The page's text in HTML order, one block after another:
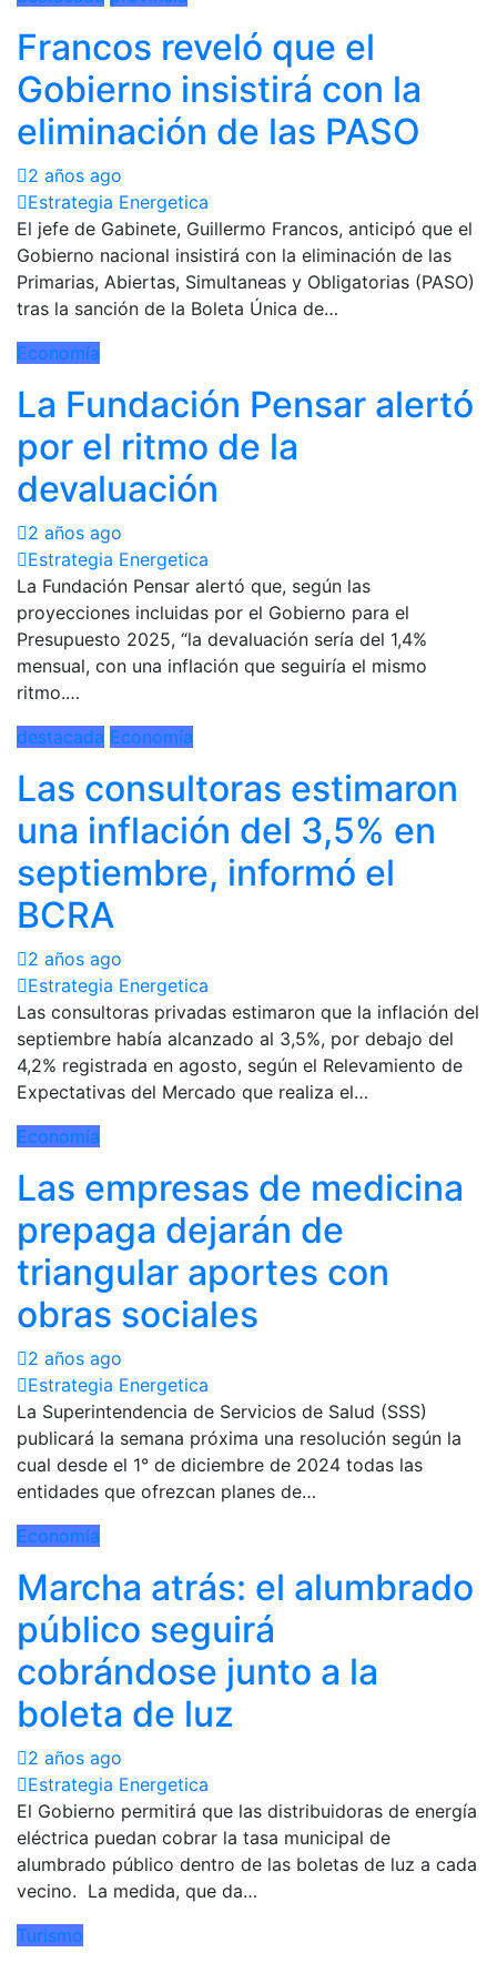
Francos reveló que el
Gobierno insistirá con la
eliminación de las PASO
2 años ago
Estrategia Energetica
El jefe de Gabinete, Guillermo Francos, anticipó que el
Gobierno nacional insistirá con la eliminación de las
Primarias, Abiertas, Simultaneas y Obligatorias (PASO)
tras la sanción de la Boleta Única de…
Economía
La Fundación Pensar alertó
por el ritmo de la
devaluación
2 años ago
Estrategia Energetica
La Fundación Pensar alertó que, según las
proyecciones incluidas por el Gobierno para el
Presupuesto 2025, “la devaluación sería del 1,4%
mensual, con una inflación que seguiría el mismo
ritmo.…
destacada Economía
Las consultoras estimaron
una inflación del 3,5% en
septiembre, informó el
BCRA
2 años ago
Estrategia Energetica
Las consultoras privadas estimaron que la inflación del
septiembre había alcanzado al 3,5%, por debajo del
4,2% registrada en agosto, según el Relevamiento de
Expectativas del Mercado que realiza el…
Economía
Las empresas de medicina
prepaga dejarán de
triangular aportes con
obras sociales
2 años ago
Estrategia Energetica
La Superintendencia de Servicios de Salud (SSS)
publicará la semana próxima una resolución según la
cual desde el 1° de diciembre de 2024 todas las
entidades que ofrezcan planes de…
Economía
Marcha atrás: el alumbrado
público seguirá
cobrándose junto a la
boleta de luz
2 años ago
Estrategia Energetica
El Gobierno permitirá que las distribuidoras de energía
eléctrica puedan cobrar la tasa municipal de
alumbrado público dentro de las boletas de luz a cada
vecino. La medida, que da…
Turismo